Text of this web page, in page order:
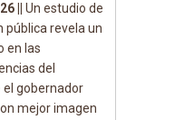
|| Un estudio de
pública revela un
en las
del
gobernador
mejor imagen